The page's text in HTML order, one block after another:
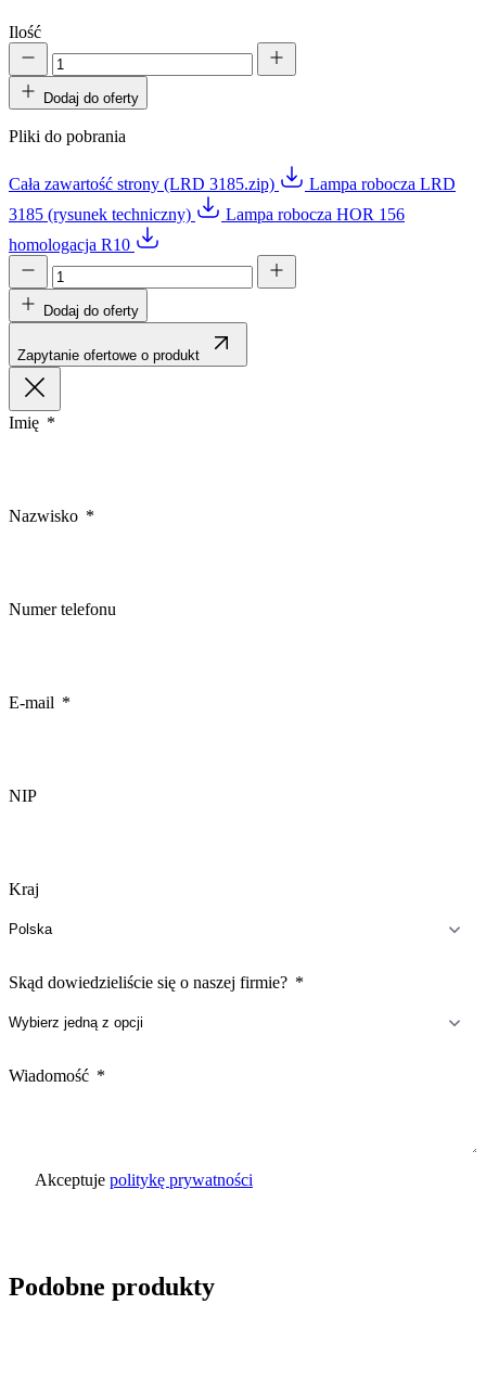
Ilość
Dodaj do oferty
Pliki do pobrania
Cała zawartość strony (LRD 3185.zip)
Lampa robocza LRD
3185 (rysunek techniczny)
Lampa robocza HOR 156
homologacja R10
Dodaj do oferty
Zapytanie ofertowe o produkt
Imię
Nazwisko
Numer telefonu
E-mail
NIP
Kraj
Skąd dowiedzieliście się o naszej firmie?
Wiadomość
Akceptuje politykę prywatności
Podobne produkty